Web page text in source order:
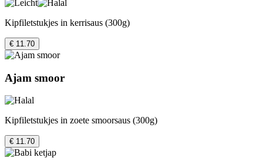
Kipfiletstukjes in kerrisaus (300g)
€ 11.70
Ajam smoor
Kipfiletstukjes in zoete smoorsaus (300g)
€ 11.70